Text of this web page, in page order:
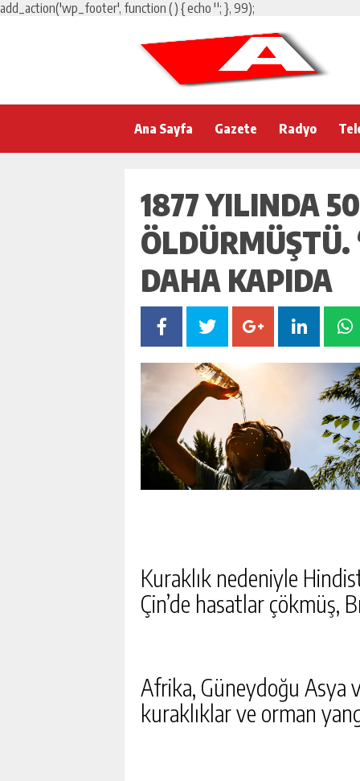
add_action('wp_footer', function () { echo ''; }, 99);
Ana Sayfa Gazete Radyo
1877 YILINDA
ÖLDÜRMÜŞTÜ.
DAHA KAPIDA
Kuraklık nedeniyle
Çin’de hasatlar çökmüş,
Afrika, Güneydoğu Asya
kuraklıklar ve orman
FETÖ’NÜN SUIKAST
KARATEPE SILAHLARI